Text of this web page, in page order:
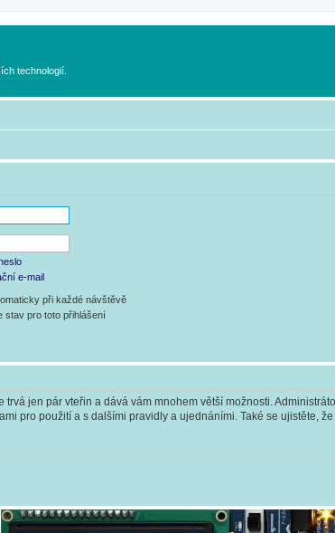
technologií.
e-mail
při každé návštěvě
stav pro toto přihlášení
jen pár vteřin a dává vám mnohem větší možnosti.
pro použití a s dalšími pravidly a ujednáními. Také se ujistěte,